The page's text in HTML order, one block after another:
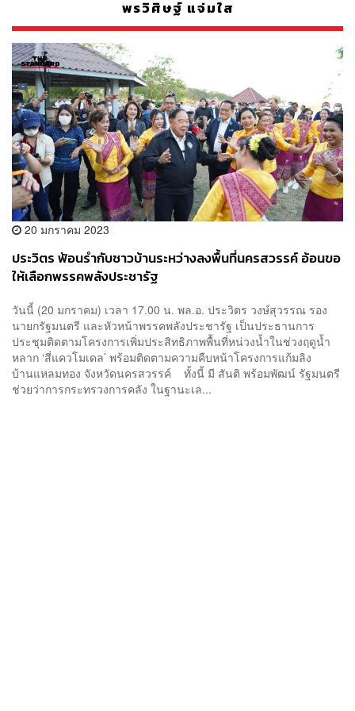
พรวิศิษฐ์ แจ่มใส
20 มกราคม 2023
ประวิตร ฟ้อนรำกับชาวบ้านระหว่างลงพื้นที่นครสวรรค์ อ้อนขอ
ให้เลือกพรรคพลังประชารัฐ
วันนี้ (20 มกราคม) เวลา 17.00 น. พล.อ. ประวิตร วงษ์สุวรรณ รอง
นายกรัฐมนตรี และหัวหน้าพรรคพลังประชารัฐ​ เป็นประธานการ
ประชุมติดตามโครงการเพิ่มประสิทธิภาพพื้นที่หน่วงนํ้าในช่วงฤดูน้ำ
หลาก ‘สี่แควโมเดล’ พร้อมติดตามความคืบหน้าโครงการแก้มลิง
บ้านแหลมทอง จังหวัดนครสวรรค์ ทั้งนี้ มี สันติ พร้อมพัฒน์ รัฐมนตรี
ช่วยว่าการกระทรวงการคลัง ในฐานะเล...